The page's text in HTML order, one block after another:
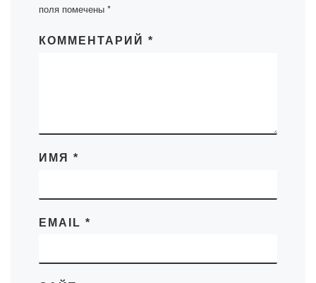
поля помечены *
КОММЕНТАРИЙ *
ИМЯ *
EMAIL *